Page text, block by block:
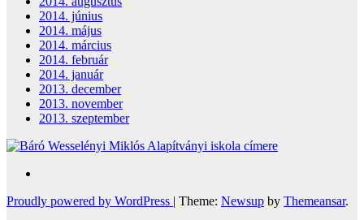
2014. június
2014. május
2014. március
2014. február
2014. január
2013. december
2013. november
2013. szeptember
Proudly powered by WordPress | Theme: Newsup by Themeansar.